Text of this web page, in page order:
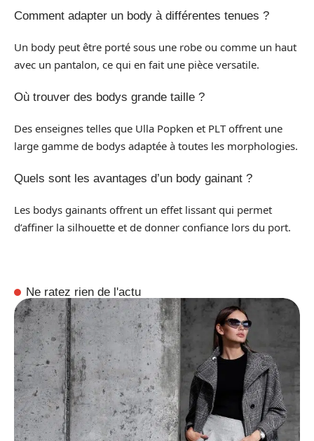
Comment adapter un body à différentes tenues ?
Un body peut être porté sous une robe ou comme un haut
avec un pantalon, ce qui en fait une pièce versatile.
Où trouver des bodys grande taille ?
Des enseignes telles que Ulla Popken et PLT offrent une
large gamme de bodys adaptée à toutes les morphologies.
Quels sont les avantages d’un body gainant ?
Les bodys gainants offrent un effet lissant qui permet
d’affiner la silhouette et de donner confiance lors du port.
Ne ratez rien de l'actu